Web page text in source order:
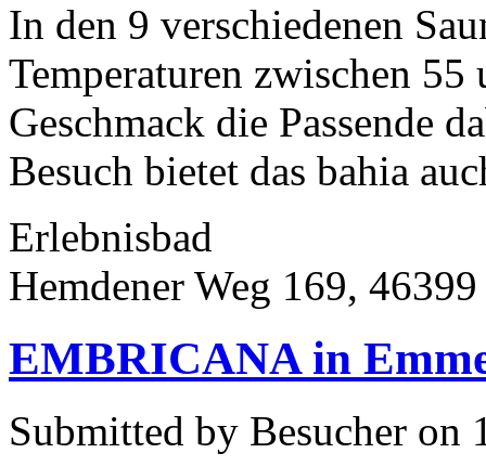
In den 9 verschiedenen
Temperaturen zwischen
Geschmack die Passende
Besuch bietet das bahia
Erlebnisbad
Hemdener Weg 169,
EMBRICANA in
Submitted by Besucher on